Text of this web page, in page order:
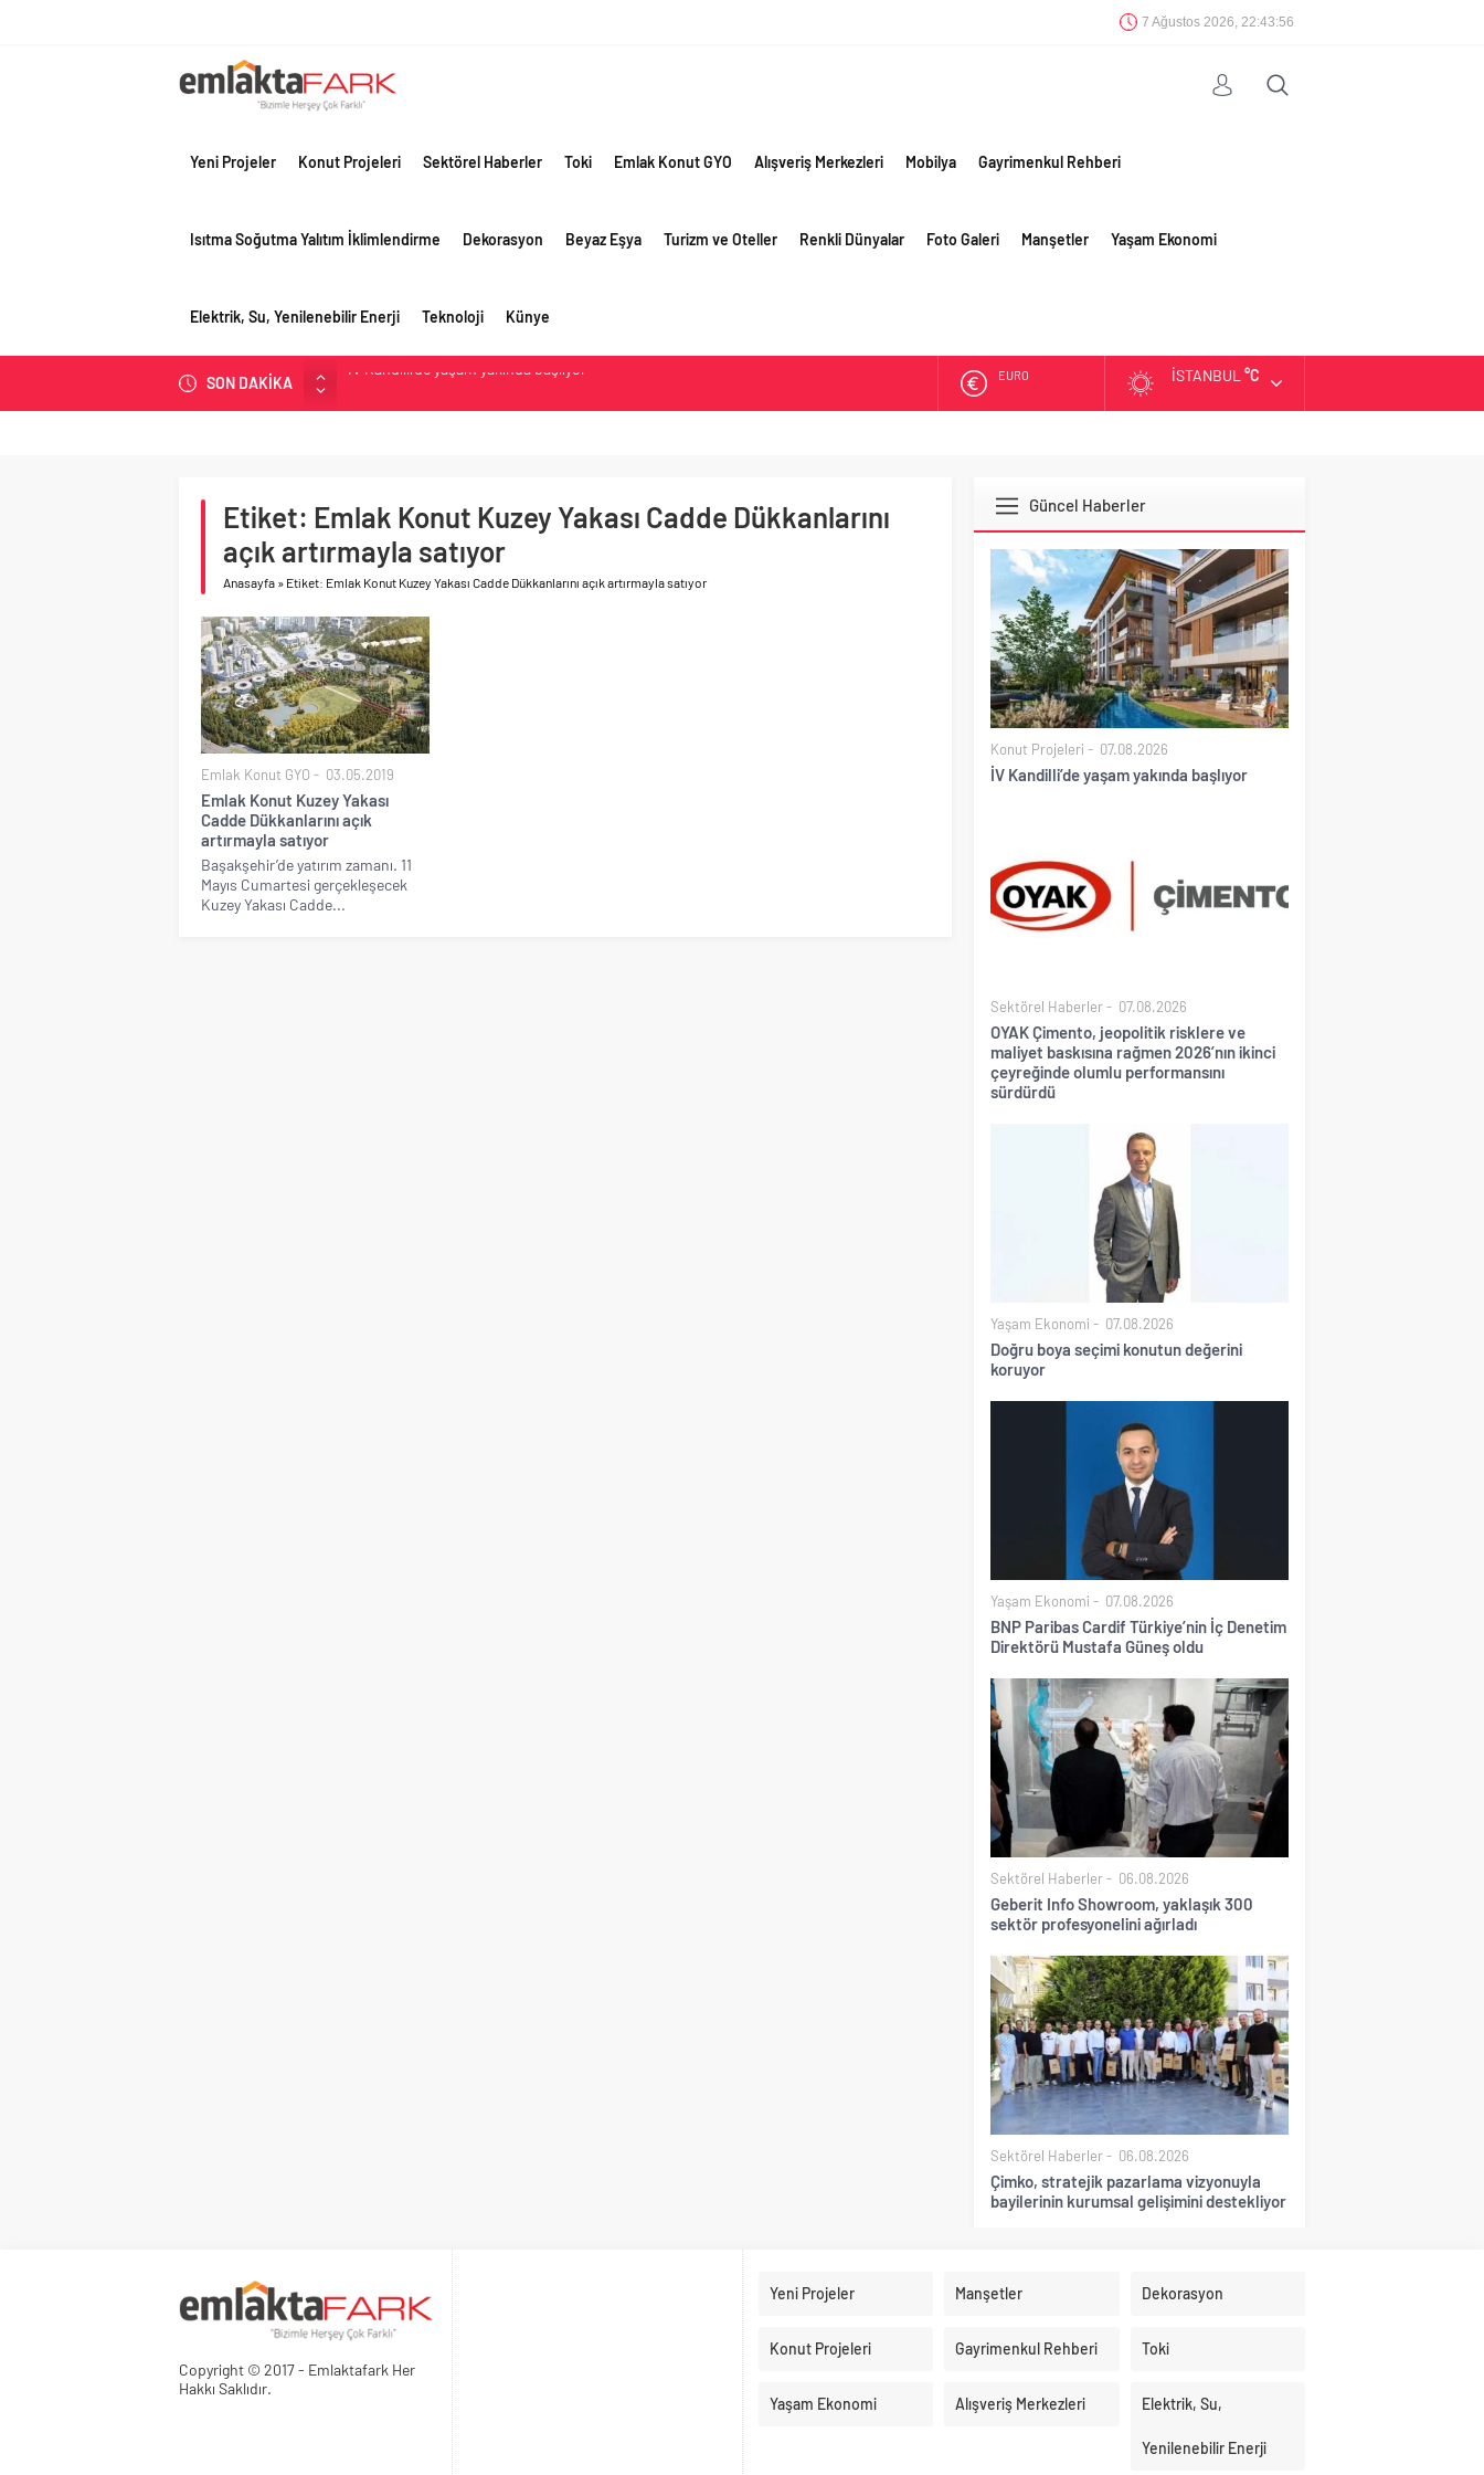
7 Ağustos 2026, 22:43:57
Yeni Projeler Konut Projeleri Sektörel Haberler Toki Emlak Konut GYO Alışveriş Merkezleri Mobilya Gayrimenkul Rehberi
Isıtma Soğutma Yalıtım İklimlendirme Dekorasyon Beyaz Eşya Turizm ve Oteller Renkli Dünyalar Foto Galeri Manşetler Yaşam Ekonomi
Elektrik, Su, Yenilenebilir Enerji Teknoloji Künye
SON DAKİKA
OYAK Çimento, jeopolitik risklere ve maliyet baskısına rağmen 2026’nın ikinci
Birleşik Arap Emirlikleri’nin ilk yüksek hızlı demiryolu projesine Kalyon İnşaat imzası
İV Kandilli’de yaşam yakında başlıyor
EURO İSTANBUL °C
Etiket: Emlak Konut Kuzey Yakası Cadde Dükkanlarını
açık artırmayla satıyor
Anasayfa » Etiket: Emlak Konut Kuzey Yakası Cadde Dükkanlarını açık artırmayla satıyor
Emlak Konut GYO 03.05.2019
Emlak Konut Kuzey Yakası
Cadde Dükkanlarını açık
artırmayla satıyor
Başakşehir’de yatırım zamanı. 11
Mayıs Cumartesi gerçekleşecek
Kuzey Yakası Cadde...
Güncel Haberler
Konut Projeleri 07.08.2026
İV Kandilli’de yaşam yakında başlıyor
Sektörel Haberler 07.08.2026
OYAK Çimento, jeopolitik risklere ve
maliyet baskısına rağmen 2026’nın ikinci
çeyreğinde olumlu performansını
sürdürdü
Yaşam Ekonomi 07.08.2026
Doğru boya seçimi konutun değerini
koruyor
Yaşam Ekonomi 07.08.2026
BNP Paribas Cardif Türkiye’nin İç Denetim
Direktörü Mustafa Güneş oldu
Sektörel Haberler 06.08.2026
Geberit Info Showroom, yaklaşık 300
sektör profesyonelini ağırladı
Sektörel Haberler 06.08.2026
Çimko, stratejik pazarlama vizyonuyla
bayilerinin kurumsal gelişimini destekliyor
Copyright © 2017 - Emlaktafark Her
Hakkı Saklıdır.
Yeni Projeler Manşetler Dekorasyon
Konut Projeleri Gayrimenkul Rehberi Toki
Yaşam Ekonomi Alışveriş Merkezleri Elektrik, Su,
Yenilenebilir Enerji